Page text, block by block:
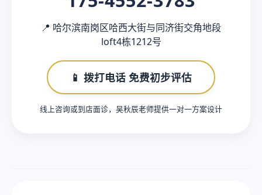
📍 哈尔滨南岗区哈西大街与同济街交角地段
loft4栋1212号
📱 拨打电话 免费初步评估
线上咨询或到店面诊，吴秋辰老师提供一对一方案设计